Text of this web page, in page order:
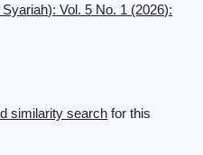
Vol. 5 No. 1 (2026):
similarity search for this